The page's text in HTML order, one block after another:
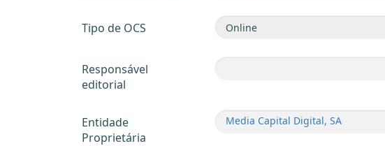
Tipo de OCS
Responsável
editorial
Entidade
Proprietária
Media Capital Digital, SA